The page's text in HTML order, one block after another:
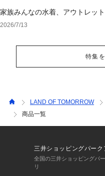
家族みんなの水着、アウトレッ
2026/7/13
特集
LAND OF TOMORROW
商品一覧
三井ショッピングパーク
全国の三井ショッピングパ
リ